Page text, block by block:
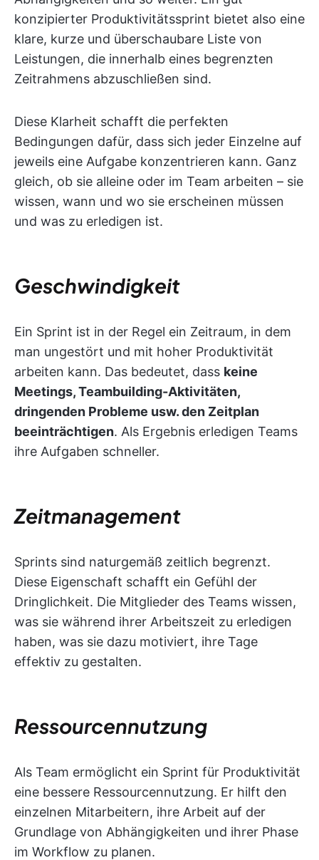
konzipierter Produktivitätssprint bietet also eine
klare, kurze und überschaubare Liste von
Leistungen, die innerhalb eines begrenzten
Zeitrahmens abzuschließen sind.
Diese Klarheit schafft die perfekten
Bedingungen dafür, dass sich jeder Einzelne auf
jeweils eine Aufgabe konzentrieren kann. Ganz
gleich, ob sie alleine oder im Team arbeiten – sie
wissen, wann und wo sie erscheinen müssen
und was zu erledigen ist.
Geschwindigkeit
Ein Sprint ist in der Regel ein Zeitraum, in dem
man ungestört und mit hoher Produktivität
arbeiten kann. Das bedeutet, dass keine
Meetings, Teambuilding-Aktivitäten,
dringenden Probleme usw. den Zeitplan
beeinträchtigen. Als Ergebnis erledigen Teams
ihre Aufgaben schneller.
Zeitmanagement
Sprints sind naturgemäß zeitlich begrenzt.
Diese Eigenschaft schafft ein Gefühl der
Dringlichkeit. Die Mitglieder des Teams wissen,
was sie während ihrer Arbeitszeit zu erledigen
haben, was sie dazu motiviert, ihre Tage
effektiv zu gestalten.
Ressourcennutzung
Als Team ermöglicht ein Sprint für Produktivität
eine bessere Ressourcennutzung. Er hilft den
einzelnen Mitarbeitern, ihre Arbeit auf der
Grundlage von Abhängigkeiten und ihrer Phase
im Workflow zu planen.